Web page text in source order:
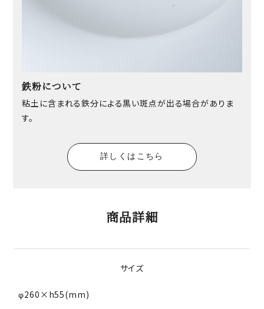
鉄粉について
粘土に含まれる鉄分による黒い斑点が出る場合がありま
す。
詳しくはこちら
商品詳細
サイズ
φ260×h55(mm)